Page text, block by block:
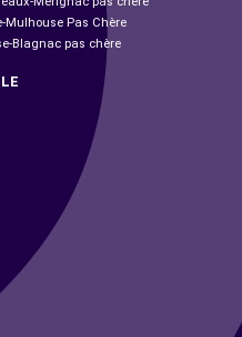
Mulhouse Pas Chère
Blagnac pas chère